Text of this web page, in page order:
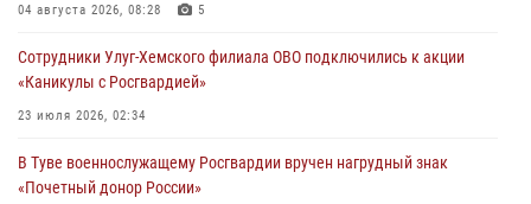
26 сигналов «Тревога» с автотранспортов отработали экипажи
29 июля 2026, 08:37
В Туве офицер Росгвардии подвела итоги юбилейного личного
28 июля 2026, 07:48
04 августа 2026, 08:28 5
Сотрудники Улуг-Хемского филиала ОВО подключились к акции
«Каникулы с Росгвардией»
23 июля 2026, 02:34
В Туве военнослужащему Росгвардии вручен нагрудный знак
«Почетный донор России»